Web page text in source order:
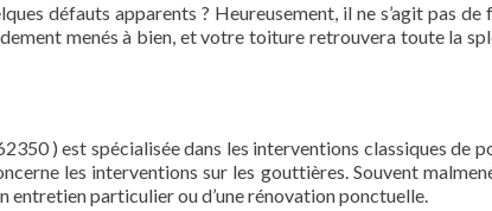
défauts apparents ? Heureusement, il ne s’agit pas de
menés à bien, et votre toiture retrouvera toute la
) est spécialisée dans les interventions classiques de
les interventions sur les gouttières. Souvent
entretien particulier ou d’une rénovation ponctuelle.